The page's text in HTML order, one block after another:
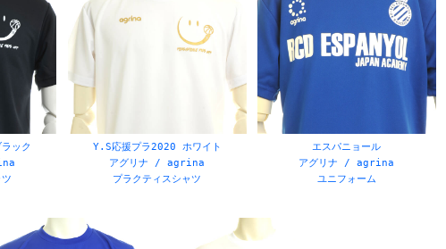
ック
Y.S応援プラ2020 ホワイト
アグリナ / agrina
プラクティスシャツ
エスパニョール
アグリナ / agrina
ユニフォーム